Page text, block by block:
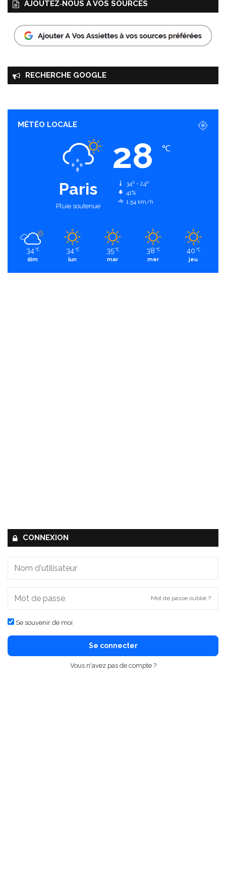
AJOUTEZ‑NOUS À VOS SOURCES
RECHERCHE GOOGLE
MÉTÉO LOCALE
Paris
Pluie soutenue
28 ℃
34º - 24º
41%
1.54 km/h
34 ℃
dim
34 ℃
lun
35 ℃
mar
38 ℃
mer
40 ℃
jeu
CONNEXION
Mot de passe oublié ?
Se souvenir de moi
Se connecter
Vous n'avez pas de compte ?